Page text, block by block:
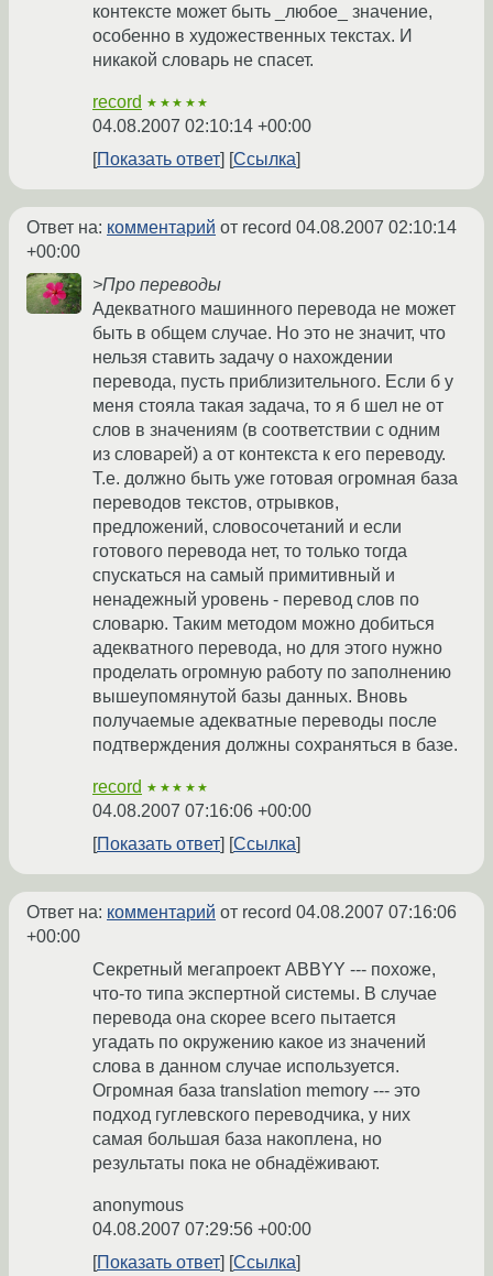
контексте может быть _любое_ значение,
особенно в художественных текстах. И
никакой словарь не спасет.
record ★★★★★
04.08.2007 02:10:14 +00:00
Показать ответ
Ссылка
Ответ на: комментарий от record 04.08.2007 02:10:14
+00:00
>Про переводы
Адекватного машинного перевода не может
быть в общем случае. Но это не значит, что
нельзя ставить задачу о нахождении
перевода, пусть приблизительного. Если б у
меня стояла такая задача, то я б шел не от
слов в значениям (в соответствии с одним
из словарей) а от контекста к его переводу.
Т.е. должно быть уже готовая огромная база
переводов текстов, отрывков,
предложений, словосочетаний и если
готового перевода нет, то только тогда
спускаться на самый примитивный и
ненадежный уровень - перевод слов по
словарю. Таким методом можно добиться
адекватного перевода, но для этого нужно
проделать огромную работу по заполнению
вышеупомянутой базы данных. Вновь
получаемые адекватные переводы после
подтверждения должны сохраняться в базе.
record ★★★★★
04.08.2007 07:16:06 +00:00
Показать ответ
Ссылка
Ответ на: комментарий от record 04.08.2007 07:16:06
+00:00
Секретный мегапроект ABBYY --- похоже,
что-то типа экспертной системы. В случае
перевода она скорее всего пытается
угадать по окружению какое из значений
слова в данном случае используется.
Огромная база translation memory --- это
подход гуглевского переводчика, у них
самая большая база накоплена, но
результаты пока не обнадёживают.
anonymous
04.08.2007 07:29:56 +00:00
Показать ответ
Ссылка